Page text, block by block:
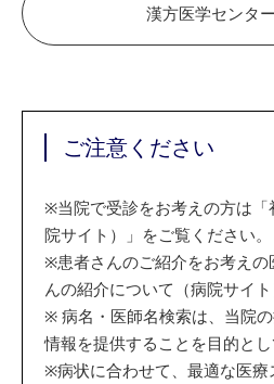
漢方医学センター
ご注意ください
※当院で受診をお考えの方は
院サイト）」をご覧ください。
※患者さんのご紹介をお考え
んの紹介について（病院サイト
※ 病名・医師名検索は、当院
情報を提供することを目的とし
※病状に合わせて、最適な医